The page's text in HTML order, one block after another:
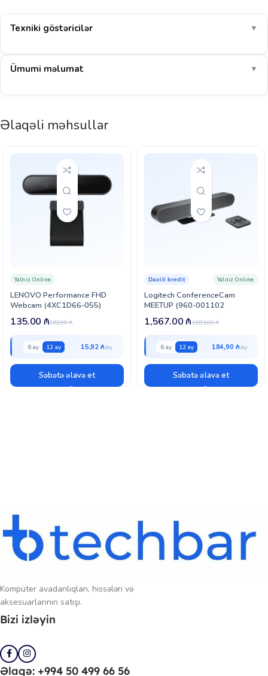
Texniki göstəricilər ▼
Ümumi məlumat ▼
Əlaqəli məhsullar
LENOVO Performance FHD
Webcam (4XC1D66-055)
Yalnız Online
162.00₼
135.00 ₼
6 ay 12 ay 15,92 ₼
Səbətə əlavə et
Logitech ConferenceCam
MEETUP (960-001102
Daxili kredit Yalnız Online
1,881.00₼
1,567.00₼
6 ay 12 ay 184,90 ₼
Səbətə əlavə et
Kompüter avadanlıqları, hissələri və
aksesuarlarının satışı.
Bizi izləyin
Əlaqə: +994 50 499 66 56